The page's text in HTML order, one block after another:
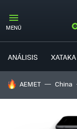
MENÚ
ANÁLISIS
HOY SE HABLA DE
AEMET China